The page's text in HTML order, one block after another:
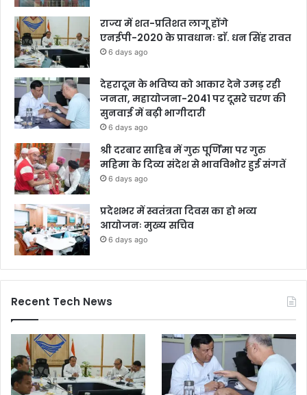
राज्य में शत-प्रतिशत लागू होंगे
एनईपी-2020 के प्रावधानः डाॅ. धन सिंह रावत
6 days ago
देहरादून के भविष्य को आकार देने उमड़ रही
जनता, महायोजना-2041 पर दूसरे चरण की
सुनवाई में बढ़ी भागीदारी
6 days ago
श्री दरबार साहिब में गुरु पूर्णिमा पर गुरु
महिमा के दिव्य संदेश से भावविभोर हुई संगतें
6 days ago
प्रदेशभर में स्वतंत्रता दिवस का हो भव्य
आयोजनः मुख्य सचिव
6 days ago
Recent Tech News